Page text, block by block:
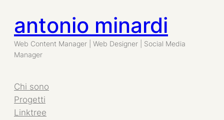
Vai
al
antonio minardi
Web Content Manager | Web Designer | Social Media
Manager
Chi sono
Progetti
Linktree